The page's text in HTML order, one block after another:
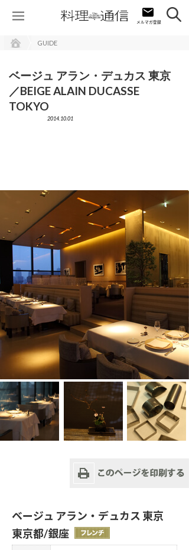
GUIDE
ベージュ アラン・デュカス 東京
／BEIGE ALAIN DUCASSE
TOKYO
2014.10.01
ベージュ アラン・デュカス 東京
東京都/銀座